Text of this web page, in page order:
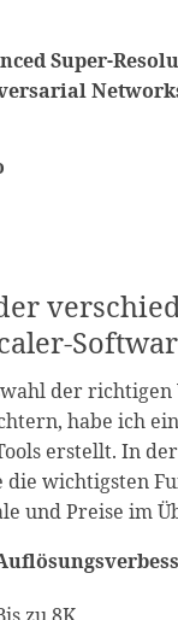
Super-
der richtigen
habe ich
erstellt. In
die wichtigsten
und Preise im